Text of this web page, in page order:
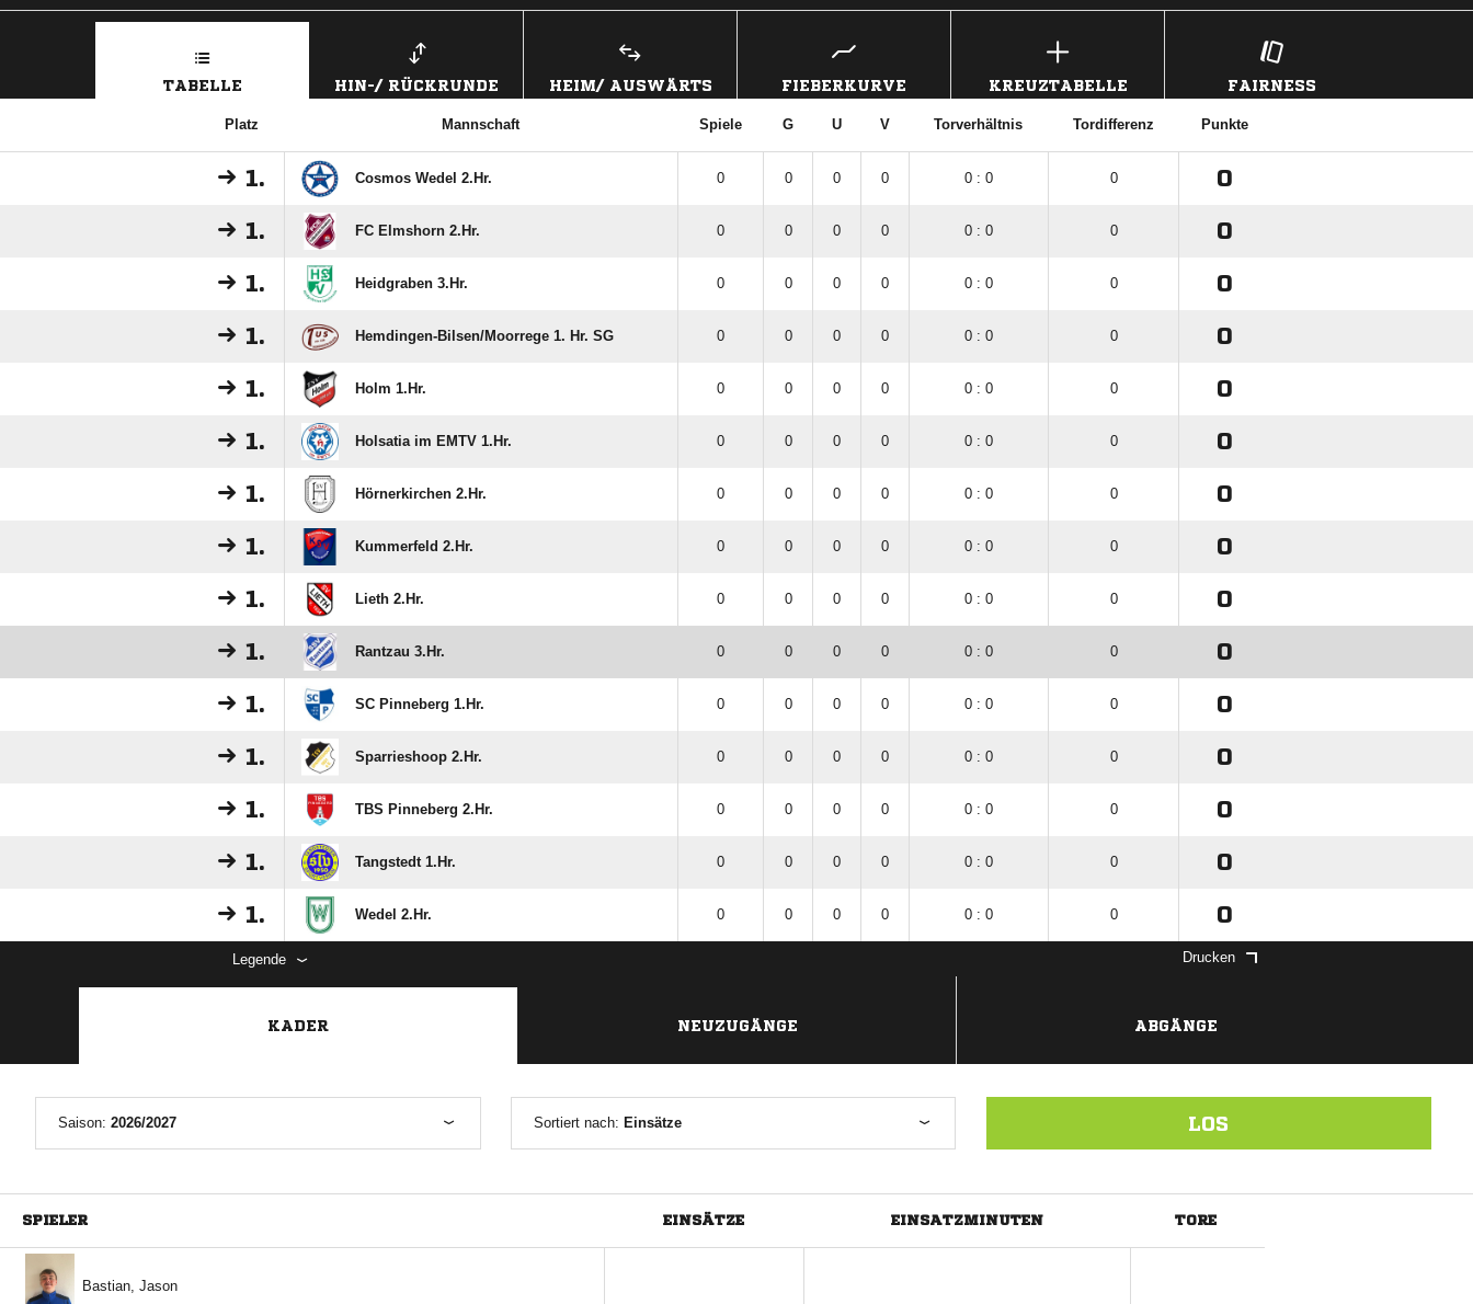
TABELLE HIN-/ RÜCKRUNDE HEIM/ AUSWÄRTS FIEBERKURVE KREUZTABELLE FAIRNESS
Platz Mannschaft Spiele G U V Torverhältnis Tordifferenz Punkte
1. Cosmos Wedel 2.Hr. 0 0 0 0 0 : 0 0 0
1. FC Elmshorn 2.Hr. 0 0 0 0 0 : 0 0 0
1. Heidgraben 3.Hr. 0 0 0 0 0 : 0 0 0
1. Hemdingen-Bilsen/​Moorrege 1. Hr. SG 0 0 0 0 0 : 0 0 0
1. Holm 1.Hr. 0 0 0 0 0 : 0 0 0
1. Holsatia im EMTV 1.Hr. 0 0 0 0 0 : 0 0 0
1. Hörnerkirchen 2.Hr. 0 0 0 0 0 : 0 0 0
1. Kummerfeld 2.Hr. 0 0 0 0 0 : 0 0 0
1. Lieth 2.Hr. 0 0 0 0 0 : 0 0 0
1. Rantzau 3.Hr. 0 0 0 0 0 : 0 0 0
1. SC Pinneberg 1.Hr. 0 0 0 0 0 : 0 0 0
1. Sparrieshoop 2.Hr. 0 0 0 0 0 : 0 0 0
1. TBS Pinneberg 2.Hr. 0 0 0 0 0 : 0 0 0
1. Tangstedt 1.Hr. 0 0 0 0 0 : 0 0 0
1. Wedel 2.Hr. 0 0 0 0 0 : 0 0 0
Legende Drucken
KADER NEUZUGÄNGE ABGÄNGE
Saison: 2026/2027 Sortiert nach: Einsätze LOS
SPIELER EINSÄTZE EINSATZMINUTEN TORE
 